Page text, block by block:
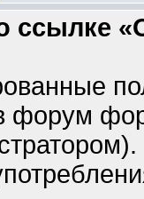
ссылке
форум